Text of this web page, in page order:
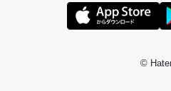
これ作ろう。/早速夕食に作っ
©